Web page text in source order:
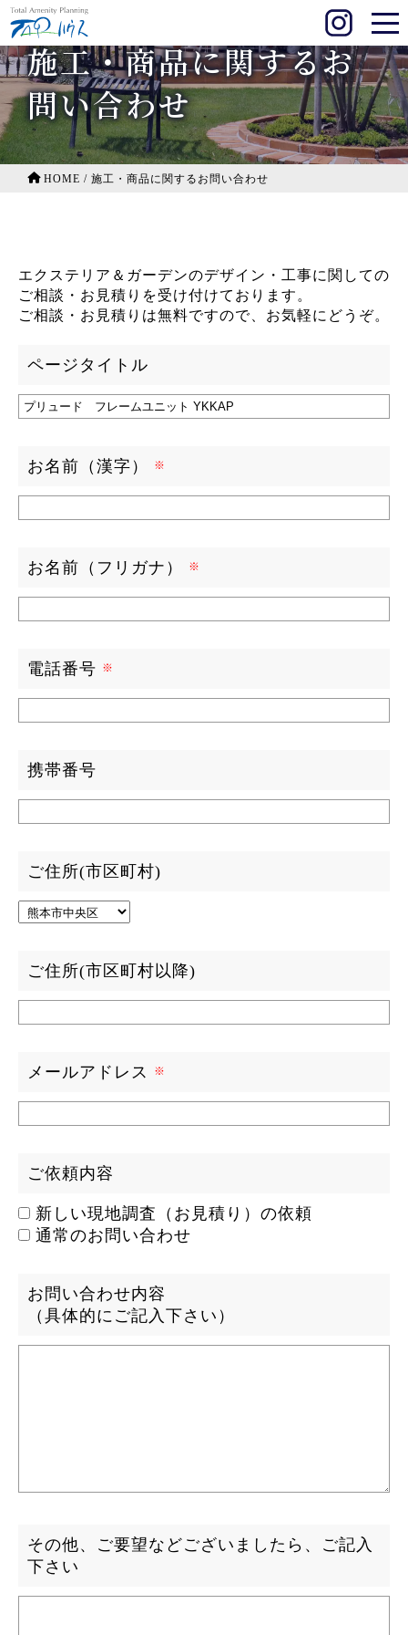
施工・商品に関するお
問い合わせ
HOME / 施工・商品に関するお問い合わせ
エクステリア＆ガーデンのデザイン・工事に関しての
ご相談・お見積りを受け付けております。
ご相談・お見積りは無料ですので、お気軽にどうぞ。
ページタイトル
お名前（漢字）
お名前（フリガナ）
電話番号
携帯番号
ご住所(市区町村)
ご住所(市区町村以降)
メールアドレス
ご依頼内容
新しい現地調査（お見積り）の依頼
通常のお問い合わせ
お問い合わせ内容
（具体的にご記入下さい）
その他、ご要望などございましたら、ご記入
下さい